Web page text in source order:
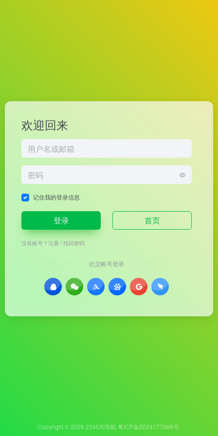
欢迎回来
记住我的登录信息
登录 首页
没有账号？注册/找回密码
社交帐号登录
Copyright © 2026 2345AI导航 粤ICP备2024177666号